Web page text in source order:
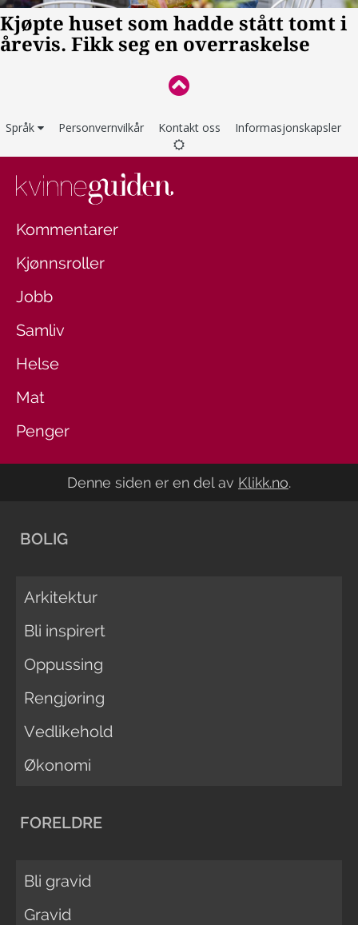
Språk Personvernvilkår Kontakt oss Informasjonskapsler
Kommentarer
Kjønnsroller
Jobb
Samliv
Helse
Mat
Penger
Denne siden er en del av Klikk.no.
BOLIG
Arkitektur
Bli inspirert
Oppussing
Rengjøring
Vedlikehold
Økonomi
FORELDRE
Bli gravid
Gravid